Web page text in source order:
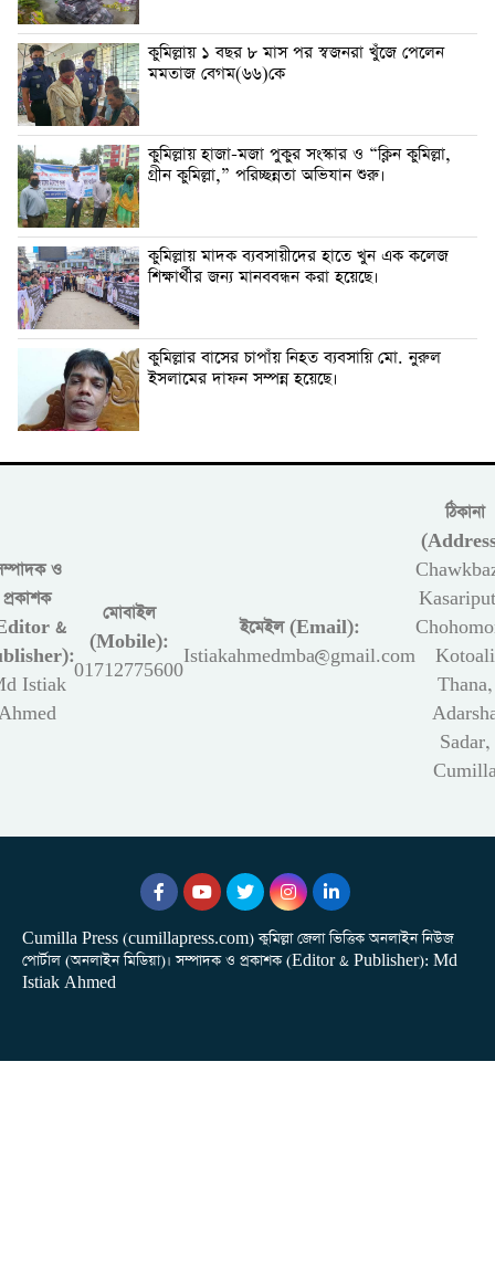
কুমিল্লায় ১ বছর ৮ মাস পর স্বজনরা খুঁজে পেলেন
মমতাজ বেগম(৬৬)কে
কুমিল্লায় হাজা-মজা পুকুর সংস্কার ও “ক্লিন কুমিল্লা,
গ্রীন কুমিল্লা,” পরিচ্ছন্নতা অভিযান শুরু।
কুমিল্লায় মাদক ব্যবসায়ীদের হাতে খুন এক কলেজ
শিক্ষার্থীর জন্য মানববন্ধন করা হয়েছে।
কুমিল্লার বাসের চাপাঁয় নিহত ব্যবসায়ি মো. নুরুল
ইসলামের দাফন সম্পন্ন হয়েছে।
ও
প্রকাশক
&
Istiak
মোবাইল
(Mobile):
01712775600
ইমেইল (Email):
Istiakahmedmba@gmail.com
ঠিকানা
Kotoali
Thana,
Sadar,
Cumilla Press (cumillapress.com) কুমিল্লা জেলা ভিত্তিক অনলাইন নিউজ
পোর্টাল (অনলাইন মিডিয়া)। সম্পাদক ও প্রকাশক (Editor & Publisher): Md
Istiak Ahmed